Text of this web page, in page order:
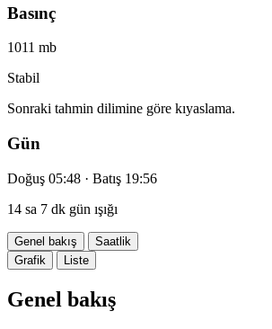
Basınç
1011 mb
Stabil
Sonraki tahmin dilimine göre kıyaslama.
Gün
Doğuş 05:48 · Batış 19:56
14 sa 7 dk gün ışığı
Genel bakış
Saatlik
Grafik
Liste
Genel bakış